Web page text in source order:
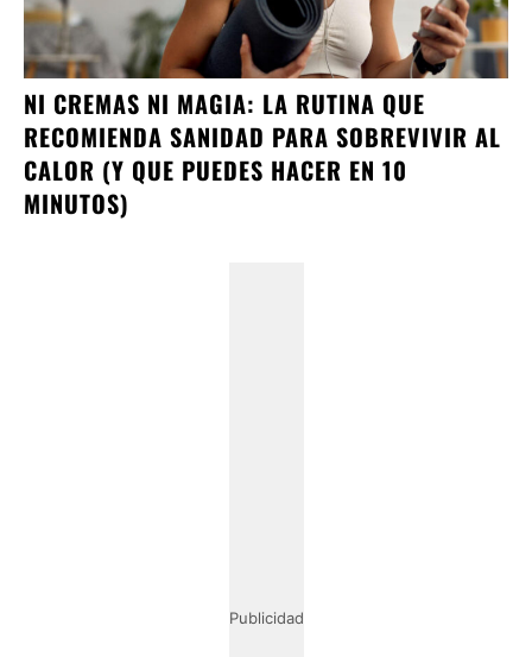
NI CREMAS NI MAGIA: LA RUTINA QUE
RECOMIENDA SANIDAD PARA SOBREVIVIR AL
CALOR (Y QUE PUEDES HACER EN 10
MINUTOS)
Publicidad